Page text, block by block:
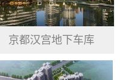
优 ，服务于群众、接
，汲取市场经验，跟
做到精益求精，努力
京都汉宫地下车库